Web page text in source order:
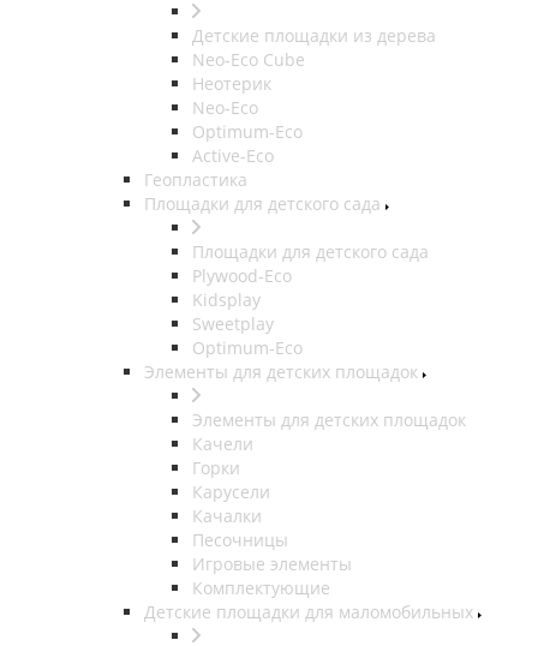
Детские площадки из дерева
Neo-Eco Cube
Неотерик
Neo-Eco
Оptimum-Еco
Active-Eco
Геопластика
Площадки для детского сада
Площадки для детского сада
Plywood-Eco
Kidsplay
Sweetplay
Оptimum-Еco
Элементы для детских площадок
Элементы для детских площадок
Качели
Горки
Карусели
Качалки
Песочницы
Игровые элементы
Комплектующие
Детские площадки для маломобильных